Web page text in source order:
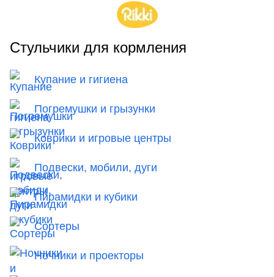
Стульчики для кормления
Купание и гигиена
Погремушки и грызунки
Коврики и игровые центры
Подвески, мобили, дуги
Пирамидки и кубики
Сортеры
Ночники и проекторы